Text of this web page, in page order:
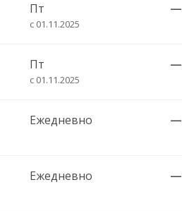
Пт
с 01.11.2025
—
Пт
с 01.11.2025
—
Ежедневно —
Ежедневно —